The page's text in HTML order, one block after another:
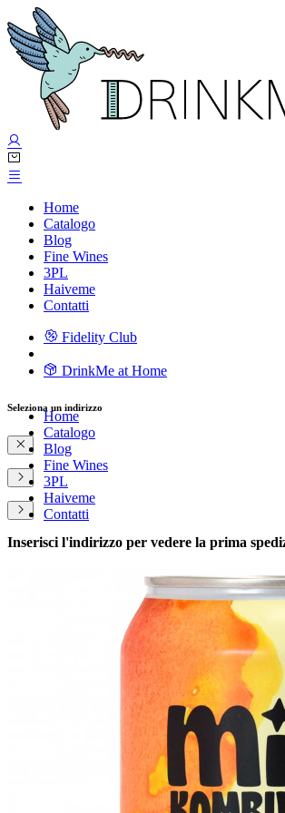
Home
Catalogo
Blog
Fine Wines
3PL
Haiveme
Contatti
Fidelity Club
DrinkMe at Home
Home
Catalogo
Blog
Fine Wines
3PL
Haiveme
Contatti
Seleziona un indirizzo
Inserisci l'indirizzo per vedere la prima